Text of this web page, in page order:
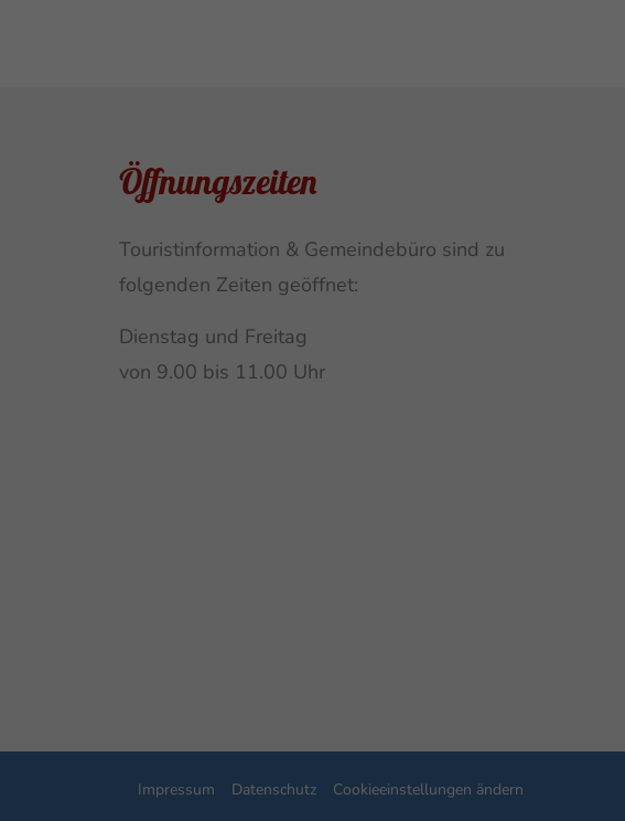
Öffnungszeiten
Touristinformation & Gemeindebüro sind zu
folgenden Zeiten geöffnet:
Dienstag und Freitag
von 9.00 bis 11.00 Uhr
Impressum Datenschutz Cookieeinstellungen ändern